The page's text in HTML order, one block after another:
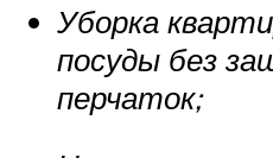
Уборка
посуды без
перчаток;